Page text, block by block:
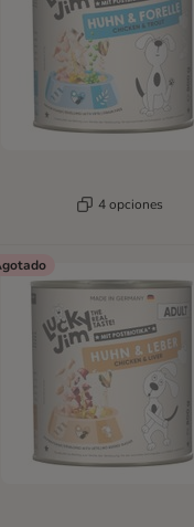
4 opciones